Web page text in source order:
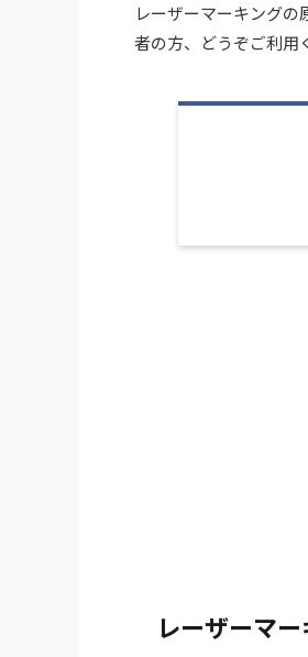
レーザーマーキング
者の方、どうぞご利用
レーザーマ